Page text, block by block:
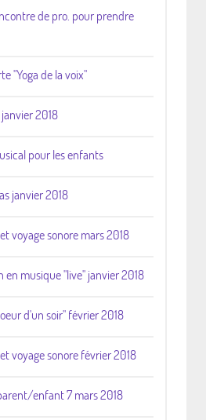
de pro. pour prendre
"Yoga de la voix"
2018
pour les enfants
janvier 2018
voyage sonore mars 2018
en musique "live" janvier 2018
d'un soir" février 2018
voyage sonore février 2018
enfant 7 mars 2018